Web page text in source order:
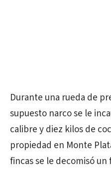
Durante una rueda de
supuesto narco se le
calibre y diez kilos de
propiedad en Monte
fincas se le decomisó un